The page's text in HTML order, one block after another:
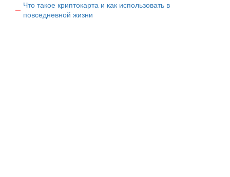
Что такое криптокарта и как использовать в
повседневной жизни